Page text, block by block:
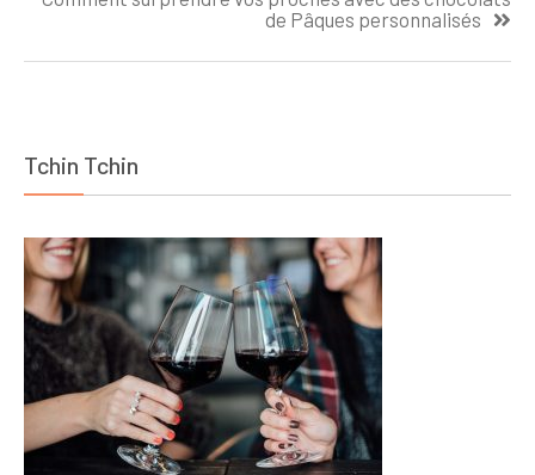
de Pâques personnalisés
Tchin Tchin